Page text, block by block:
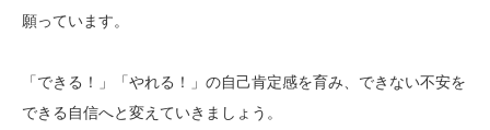
願っています。
「できる！」「やれる！」の自己肯定感を育み、できない不安を
できる自信へと変えていきましょう。